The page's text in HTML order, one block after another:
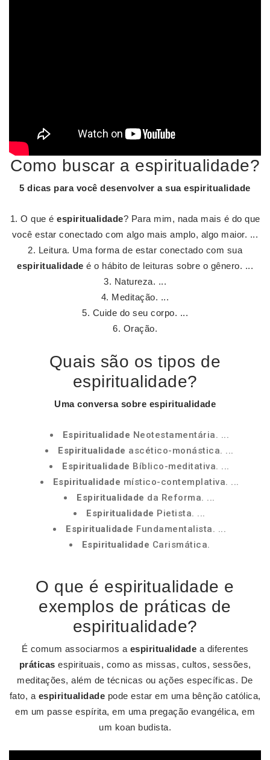
Como buscar a espiritualidade?
5 dicas para você desenvolver a suaespiritualidade
O que é espiritualidade? Para mim, nada mais é do que
você estar conectado com algo mais amplo, algo maior. ...
Leitura. Uma forma de estar conectado com sua
espiritualidade é o hábito de leituras sobre o gênero. ...
Natureza. ...
Meditação. ...
Cuide do seu corpo. ...
Oração.
Quais são os tipos de
espiritualidade?
Uma conversa sobre espiritualidade
Espiritualidade Neotestamentária. ...
Espiritualidade ascético-monástica. ...
Espiritualidade Bíblico-meditativa. ...
Espiritualidade místico-contemplativa. ...
Espiritualidade da Reforma. ...
Espiritualidade Pietista. ...
Espiritualidade Fundamentalista. ...
Espiritualidade Carismática.
O que é espiritualidade e
exemplos de práticas de
espiritualidade?
É comum associarmos a espiritualidade a diferentes
práticas espirituais, como as missas, cultos, sessões,
meditações, além de técnicas ou ações específicas. De
fato, a espiritualidade pode estar em uma bênção católica,
em um passe espírita, em uma pregação evangélica, em
um koan budista.